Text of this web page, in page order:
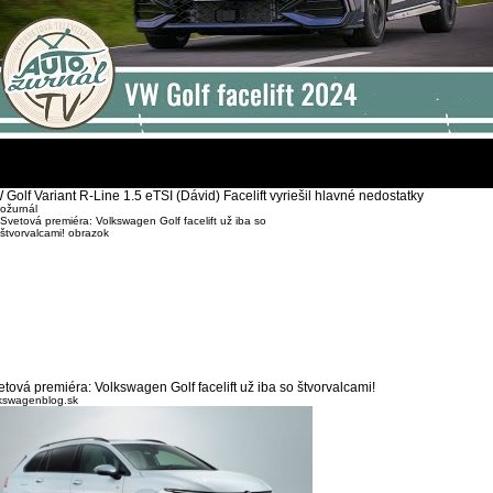
Golf Variant R-Line 1.5 eTSI (Dávid) Facelift vyriešil hlavné nedostatky
premiéra: Volkswagen Golf facelift už iba so štvorvalcami!